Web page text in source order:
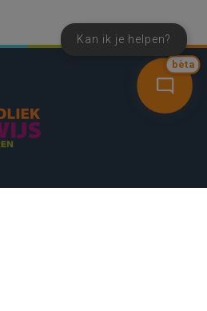
bèta
Kan ik je helpen?